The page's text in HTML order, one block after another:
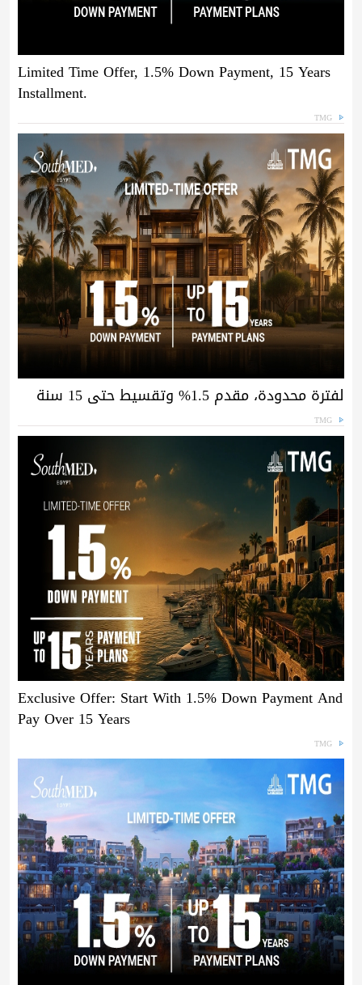
Limited Time Offer, 1.5% Down Payment, 15 Years
Installment.
TMG
لفترة محدودة، مقدم 1.5% وتقسيط حتى 15 سنة
TMG
Exclusive Offer: Start With 1.5% Down Payment And
Pay Over 15 Years
TMG